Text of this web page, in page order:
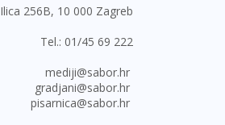
Ilica 256B, 10 000 Zagreb
Tel.: 01/45 69 222
mediji@sabor.hr
gradjani@sabor.hr
pisarnica@sabor.hr